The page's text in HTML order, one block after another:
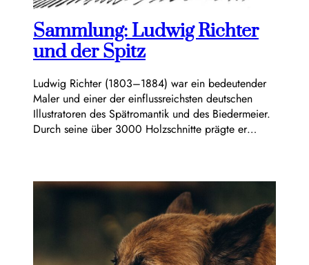
Sammlung: Ludwig Richter
und der Spitz
Ludwig Richter (1803–1884) war ein bedeutender
Maler und einer der einflussreichsten deutschen
Illustratoren des Spätromantik und des Biedermeier.
Durch seine über 3000 Holzschnitte prägte er…